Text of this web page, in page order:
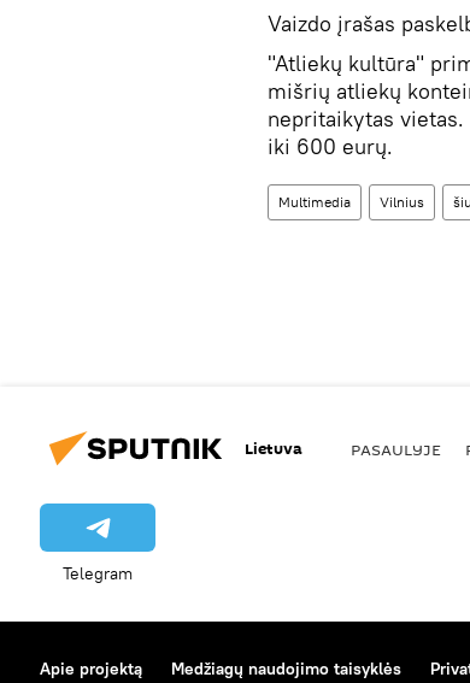
Vaizdo įrašas
"Atliekų kultūra"
mišrių atliekų
nepritaikytas
iki 600 eurų.
Multimedia Vilnius
Lietuva PASAULYJE
Telegram
Apie projektą Medžiagų naudojimo taisyklės